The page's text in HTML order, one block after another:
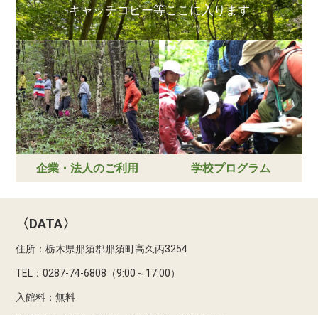
キャッチコピー等ここに入ります
企業・法人のご利用 学校プログラム
〈DATA〉
住所：栃木県那須郡那須町高久丙3254
TEL：0287-74-6808（9:00～17:00）
入館料：無料